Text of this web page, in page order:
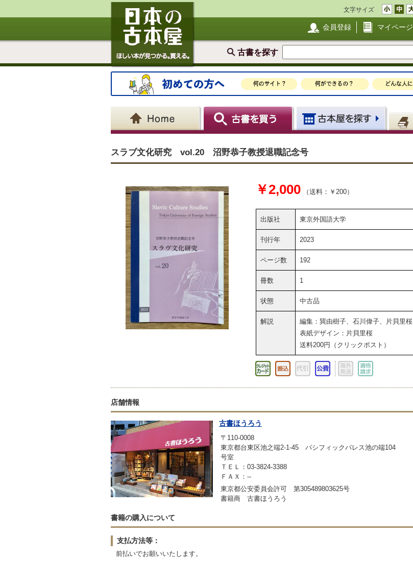
文字サイズ
会員登録 マイページ
古書を探す
スラブ文化研究 vol.20 沼野恭子教授退職記念号
￥2,000 （送料：￥200）
出版社 東京外国語大学
刊行年 2023
ページ数 192
冊数 1
状態 中古品
解説
編集：巽由樹子、石川偉子、片貝里桜
表紙デザイン：片貝里桜
送料200円（クリックポスト）
店舗情報
古書ほうろう
〒110-0008
東京都台東区池之端2-1-45 パシフィックパレス池の端104
号室
ＴＥＬ：03-3824-3388
ＦＡＸ：--
東京都公安委員会許可 第305489803625号
書籍商 古書ほうろう
書籍の購入について
支払方法等：
前払いでお願いいたします。